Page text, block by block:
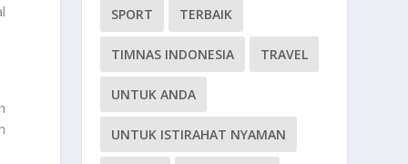
SPORT TERBAIK
TIMNAS INDONESIA TRAVEL
UNTUK ANDA
UNTUK ISTIRAHAT NYAMAN